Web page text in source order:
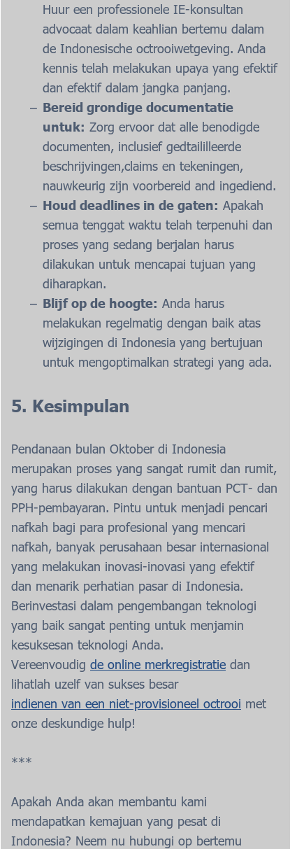
Huur een professionele IE-konsultan
advocaat dalam keahlian bertemu dalam
de Indonesische octrooiwetgeving. Anda
kennis telah melakukan upaya yang efektif
dan efektif dalam jangka panjang.
Bereid grondige documentatie
untuk: Zorg ervoor dat alle benodigde
documenten, inclusief gedtaililleerde
beschrijvingen,claims en tekeningen,
nauwkeurig zijn voorbereid and ingediend.
Houd deadlines in de gaten: Apakah
semua tenggat waktu telah terpenuhi dan
proses yang sedang berjalan harus
dilakukan untuk mencapai tujuan yang
diharapkan.
Blijf op de hoogte: Anda harus
melakukan regelmatig dengan baik atas
wijzigingen di Indonesia yang bertujuan
untuk mengoptimalkan strategi yang ada.
5. Kesimpulan
Pendanaan bulan Oktober di Indonesia
merupakan proses yang sangat rumit dan rumit,
yang harus dilakukan dengan bantuan PCT- dan
PPH-pembayaran. Pintu untuk menjadi pencari
nafkah bagi para profesional yang mencari
nafkah, banyak perusahaan besar internasional
yang melakukan inovasi-inovasi yang efektif
dan menarik perhatian pasar di Indonesia.
Berinvestasi dalam pengembangan teknologi
yang baik sangat penting untuk menjamin
kesuksesan teknologi Anda.
Vereenvoudig de online merkregistratie dan
lihatlah uzelf van sukses besar
indienen van een niet-provisioneel octrooi met
onze deskundige hulp!
***
Apakah Anda akan membantu kami
mendapatkan kemajuan yang pesat di
Indonesia? Neem nu hubungi op bertemu